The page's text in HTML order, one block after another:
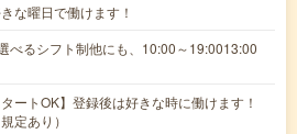
な曜日で働けます！
べるシフト制他にも、10:00～19:0013:00
タートOK】登録後は好きな時に働けます！
定あり）